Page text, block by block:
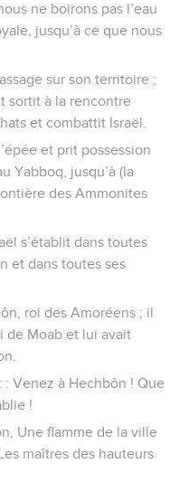
ne boirons pas l’eau
jusqu’à ce que nous
sur son territoire ;
sortit à la rencontre
et combattit Israël.
et prit possession
Yabboq, jusqu’à (la
des Ammonites
s’établit dans toutes
et dans toutes ses
roi des Amoréens ; il
de Moab et lui avait
: Venez à Hechbôn ! Que
!
Une flamme de la ville
maîtres des hauteurs